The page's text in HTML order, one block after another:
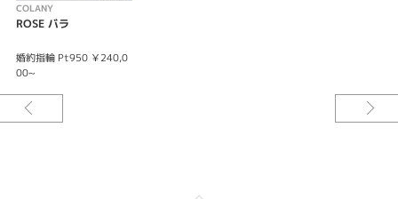
COLANY
ROSE バラ
婚約指輪 Pt950 ￥240,0
00~